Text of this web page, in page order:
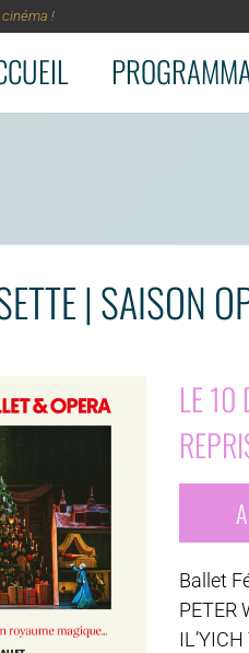
cinéma !
| SAISON
LE 10
Ballet
PETER